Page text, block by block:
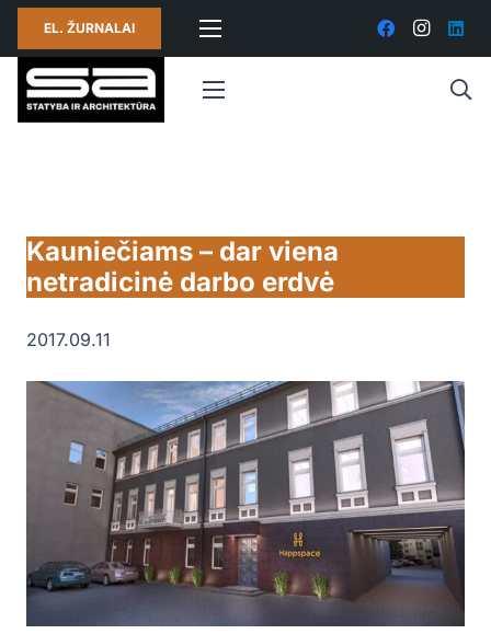
EL. ŽURNALAI
Kauniečiams – dar viena
netradicinė darbo erdvė
2017.09.11